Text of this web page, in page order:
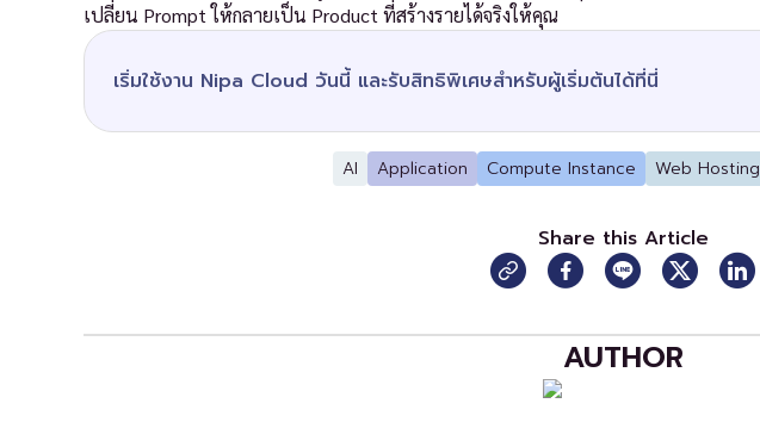
เปลี่ยน Prompt ให้กลายเป็น Product ที่สร้างรายได้จริงให้คุณ
เริ่มใช้งาน Nipa Cloud วันนี้ และรับสิทธิพิเศษสำหรับผู้เริ่มต้นได้ที่นี่
AI Application Compute Instance Web Hosting
Share this Article
AUTHOR